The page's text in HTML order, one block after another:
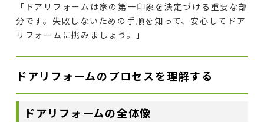
「ドアリフォームは家の第一印象を決定づける重要な部
分です。失敗しないための手順を知って、安心してドア
リフォームに挑みましょう。」
ドアリフォームのプロセスを理解する
ドアリフォームの全体像